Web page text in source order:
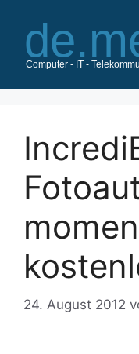
Inhalt
springen
24. August 2012